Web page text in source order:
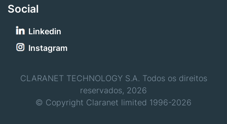
Social
Linkedin
Instagram
CLARANET TECHNOLOGY S.A. Todos os direitos
reservados, 2026
© Copyright Claranet limited 1996-2026